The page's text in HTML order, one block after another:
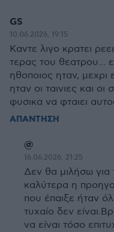
GS
10.06.2026, 19:15
Καντε λιγο κρατει
τερας του θεατρου...
ηθοποιος ηταν, μεχρι
ηταν οι ταινιες και
φυσικα να φταιει
ΑΠΑΝΤΗΣΗ
@
16.06.2026, 21:25
Δεν θα μιλήσω για
καλύτερα η
που έπαιξε ήταν
τυχαίο δεν
να είναι τόσο